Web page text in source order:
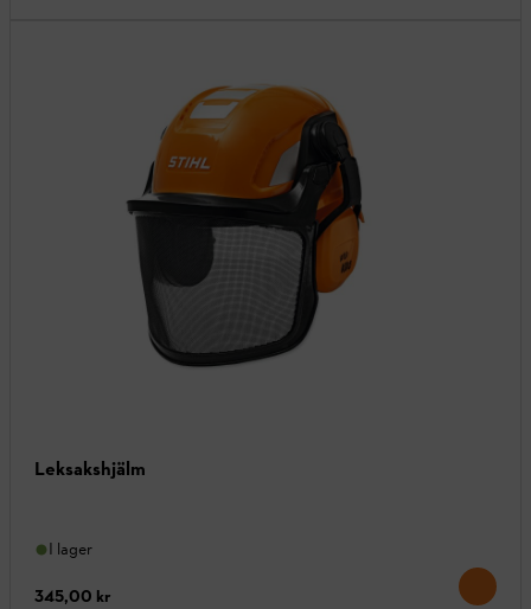
Leksakshjälm
I lager
345,00 kr